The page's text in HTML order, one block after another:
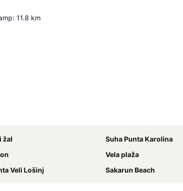
: 11.8 km
žal
Suha Punta Karolina
Vela plaža
Veli Lošinj Sakarun Beach